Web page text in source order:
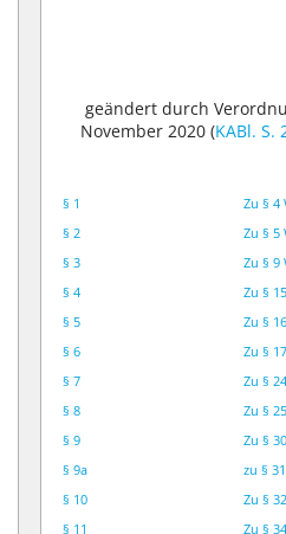
geändert durch
November 2020 (KABl. S.
§ 1
Zu § 4
§ 2
Zu §
§ 3
Zu §
§ 4
Zu §
§ 5
Zu §
§ 6
Zu §
§ 7
Zu §
§ 8
Zu §
§ 9
Zu §
§ 9a
zu §
§ 10
Zu §
§ 11
Zu §